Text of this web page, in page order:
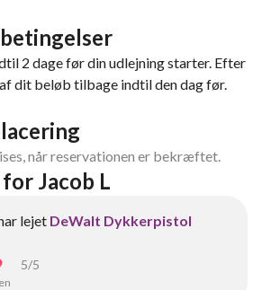
2 dage før din udlejning starter. Efter
dit beløb tilbage indtil den dag før.
når reservationen er bekræftet.
Jacob L
lejet DeWalt Dykkerpistol
5/5